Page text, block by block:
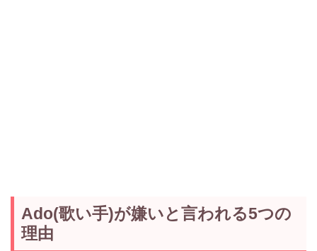
Ado(歌い手)が嫌いと言われる5つの
理由